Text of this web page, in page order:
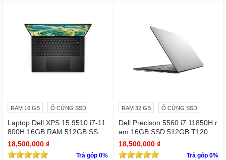
RAM 16 GB Ổ CỨNG SSD
Laptop Dell XPS 15 9510 i7-11
800H 16GB RAM 512GB SSD
RTX 3050 15.6 inches FHD 19
20 X 1080
18,500,000 ₫
Trả góp 0%
RAM 32 GB Ổ CỨNG SSD
Dell Precison 5560 i7 11850H r
am 16GB SSD 512GB T1200 4
GB FHD +
18,500,000 ₫
Trả góp 0%